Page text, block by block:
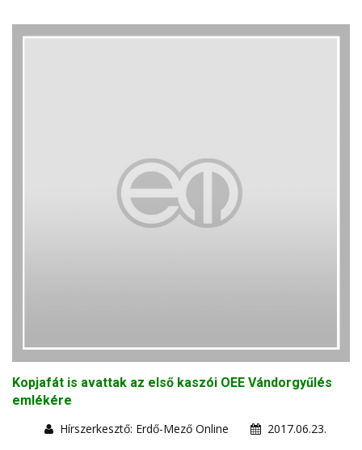
Kopjafát is avattak az első kaszói OEE Vándorgyűlés
emlékére
Hírszerkesztő: Erdő-Mező Online
2017.06.23.